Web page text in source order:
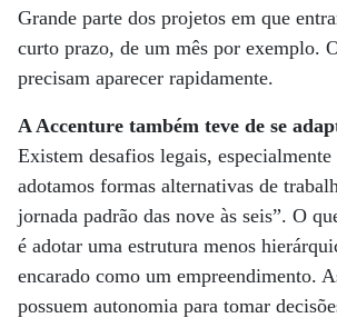
Grande parte dos projetos em que
curto prazo, de um mês por exemplo.
precisam aparecer rapidamente.
A Accenture também teve de se
Existem desafios legais,
adotamos formas alternativas de
jornada padrão das nove às seis”. O
é adotar uma estrutura menos
encarado como um empreendimento.
possuem autonomia para tomar